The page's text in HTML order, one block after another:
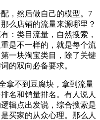
，然后做自己的模型。7
么店铺的流量来源哪里？
：类目流量，自然搜索，
是不一样的，就是每个流
一块淘宝类目，除了关键
的双向必备要求。
拿不到豆腐块，拿到流量
名和销量排名。有人说人
辑点出发说，综合搜索是
买家的从众心理。那么人